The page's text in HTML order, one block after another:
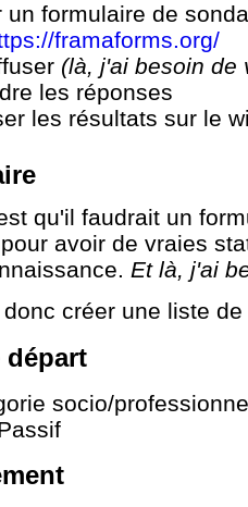
un formulaire de
framaforms.org/
(là, j'ai besoin de
les réponses
les résultats sur le
qu'il faudrait un
avoir de vraies
Et là, j'ai
créer une liste
départ
socio/